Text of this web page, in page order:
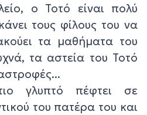
ο Τοτό είναι πολύ
τους φίλους του να
τα μαθήματα του
τα αστεία του Τοτό
γλυπτό πέφτει σε
του πατέρα του και